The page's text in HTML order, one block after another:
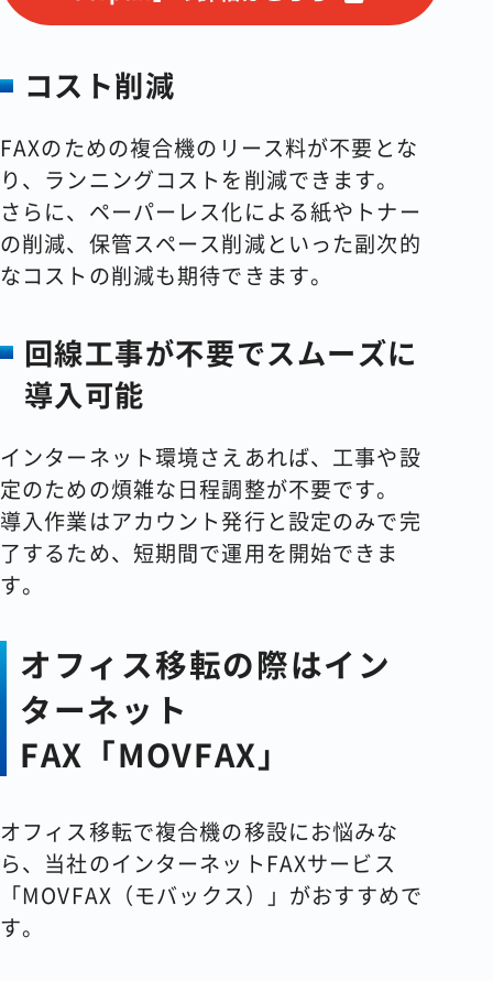
コスト削減
FAXのための複合機のリース料が不要とな
り、ランニングコストを削減できます。
さらに、ペーパーレス化による紙やトナー
の削減、保管スペース削減といった副次的
なコストの削減も期待できます。
回線工事が不要でスムーズに
導入可能
インターネット環境さえあれば、工事や設
定のための煩雑な日程調整が不要です。
導入作業はアカウント発行と設定のみで完
了するため、短期間で運用を開始できま
す。
オフィス移転の際はイン
ターネット
FAX「MOVFAX」
オフィス移転で複合機の移設にお悩みな
ら、当社のインターネットFAXサービス
「MOVFAX（モバックス）」がおすすめで
す。